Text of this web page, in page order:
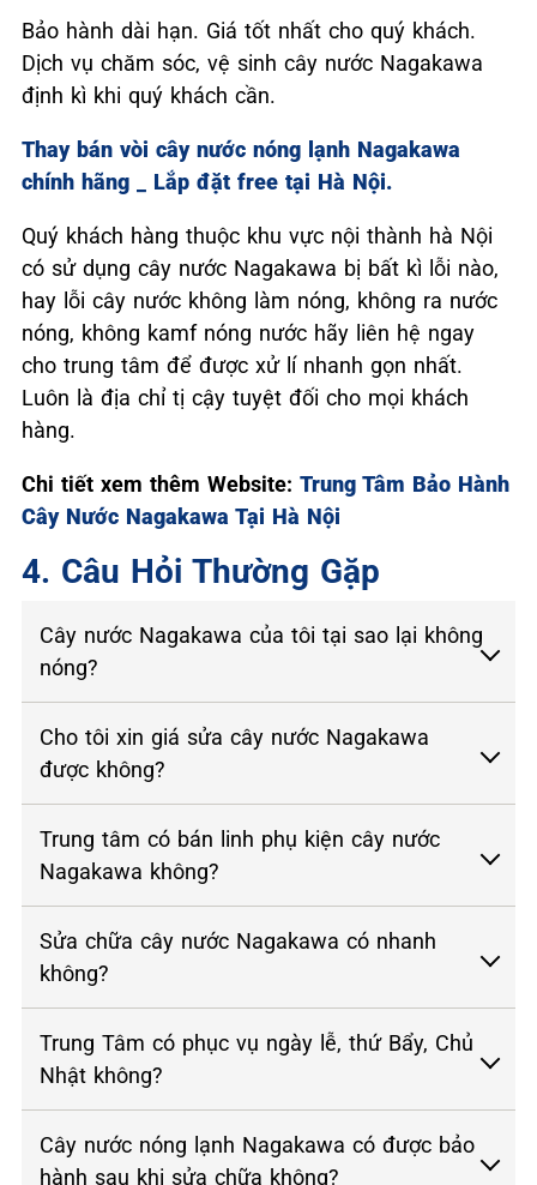
Bảo hành dài hạn. Giá tốt nhất cho quý khách.
Dịch vụ chăm sóc, vệ sinh cây nước Nagakawa
định kì khi quý khách cần.
Thay bán vòi cây nước nóng lạnh Nagakawa
chính hãng _ Lắp đặt free tại Hà Nội.
Quý khách hàng thuộc khu vực nội thành hà Nội
có sử dụng cây nước Nagakawa bị bất kì lỗi nào,
hay lỗi cây nước không làm nóng, không ra nước
nóng, không kamf nóng nước hãy liên hệ ngay
cho trung tâm để được xử lí nhanh gọn nhất.
Luôn là địa chỉ tị cậy tuyệt đối cho mọi khách
hàng.
Chi tiết xem thêm Website: Trung Tâm Bảo Hành
Cây Nước Nagakawa Tại Hà Nội
4. Câu Hỏi Thường Gặp
Cây nước Nagakawa của tôi tại sao lại không
nóng?
Cho tôi xin giá sửa cây nước Nagakawa
được không?
Trung tâm có bán linh phụ kiện cây nước
Nagakawa không?
Sửa chữa cây nước Nagakawa có nhanh
không?
Trung Tâm có phục vụ ngày lễ, thứ Bẩy, Chủ
Nhật không?
Cây nước nóng lạnh Nagakawa có được bảo
hành sau khi sửa chữa không?